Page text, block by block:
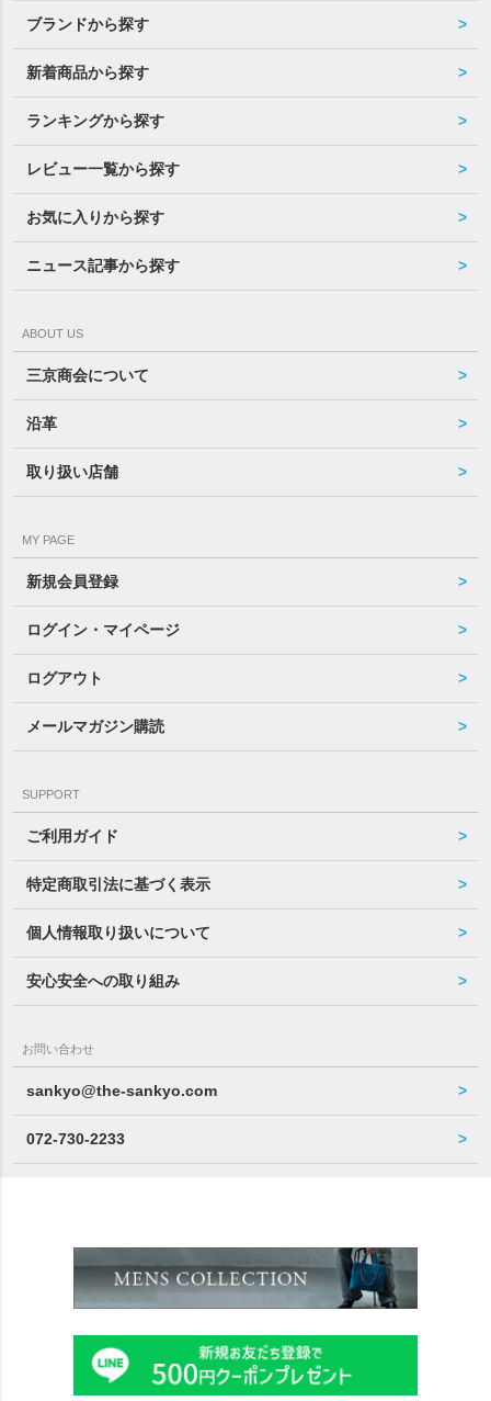
ブランドから探す
新着商品から探す
ランキングから探す
レビュー一覧から探す
お気に入りから探す
ニュース記事から探す
ABOUT US
三京商会について
沿革
取り扱い店舗
MY PAGE
新規会員登録
ログイン・マイページ
ログアウト
メールマガジン購読
SUPPORT
ご利用ガイド
特定商取引法に基づく表示
個人情報取り扱いについて
安心安全への取り組み
お問い合わせ
sankyo@the-sankyo.com
072-730-2233